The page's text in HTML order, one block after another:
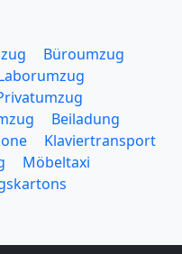
Büroumzug
Beiladung
Klaviertransport
Möbeltaxi